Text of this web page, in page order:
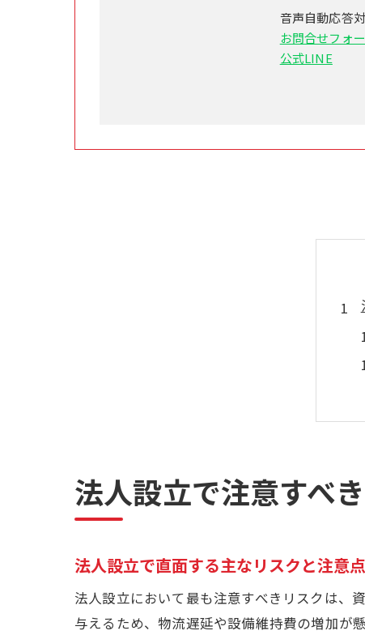
音声自動応答
お問合せフォ
公式LINE
法人設立で注意すべ
法人設立で直面する主なリスクと注意
法人設立において最も注意すべきリスクは、
与えるため、物流遅延や設備維持費の増加が